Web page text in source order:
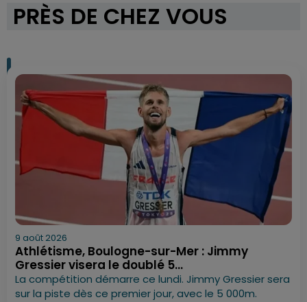
PRÈS DE CHEZ VOUS
9 août 2026
Athlétisme, Boulogne-sur-Mer : Jimmy
Gressier visera le doublé 5...
La compétition démarre ce lundi. Jimmy Gressier sera
sur la piste dès ce premier jour, avec le 5 000m.